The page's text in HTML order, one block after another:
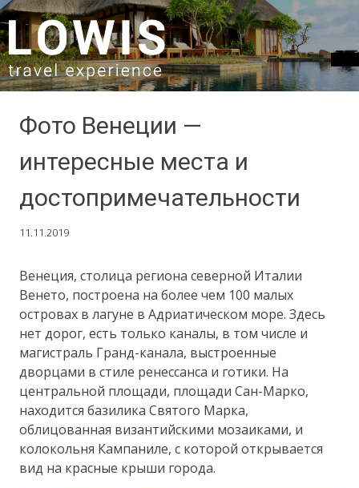
SKIP TO CONTENT
Фото Венеции —
интересные места и
достопримечательности
11.11.2019
Венеция, столица региона северной Италии
Венето, построена на более чем 100 малых
островах в лагуне в Адриатическом море. Здесь
нет дорог, есть только каналы, в том числе и
магистраль Гранд-канала, выстроенные
дворцами в стиле ренессанса и готики. На
центральной площади, площади Сан-Марко,
находится базилика Святого Марка,
облицованная византийскими мозаиками, и
колокольня Кампаниле, с которой открывается
вид на красные крыши города.